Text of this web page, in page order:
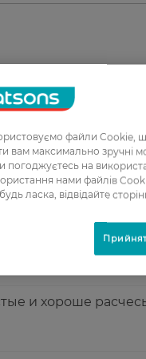
и для себя и
и хороше
файли Cookie,
вам максимально зручні
погоджуєтесь на
нами файлів
ласка, відвідайте